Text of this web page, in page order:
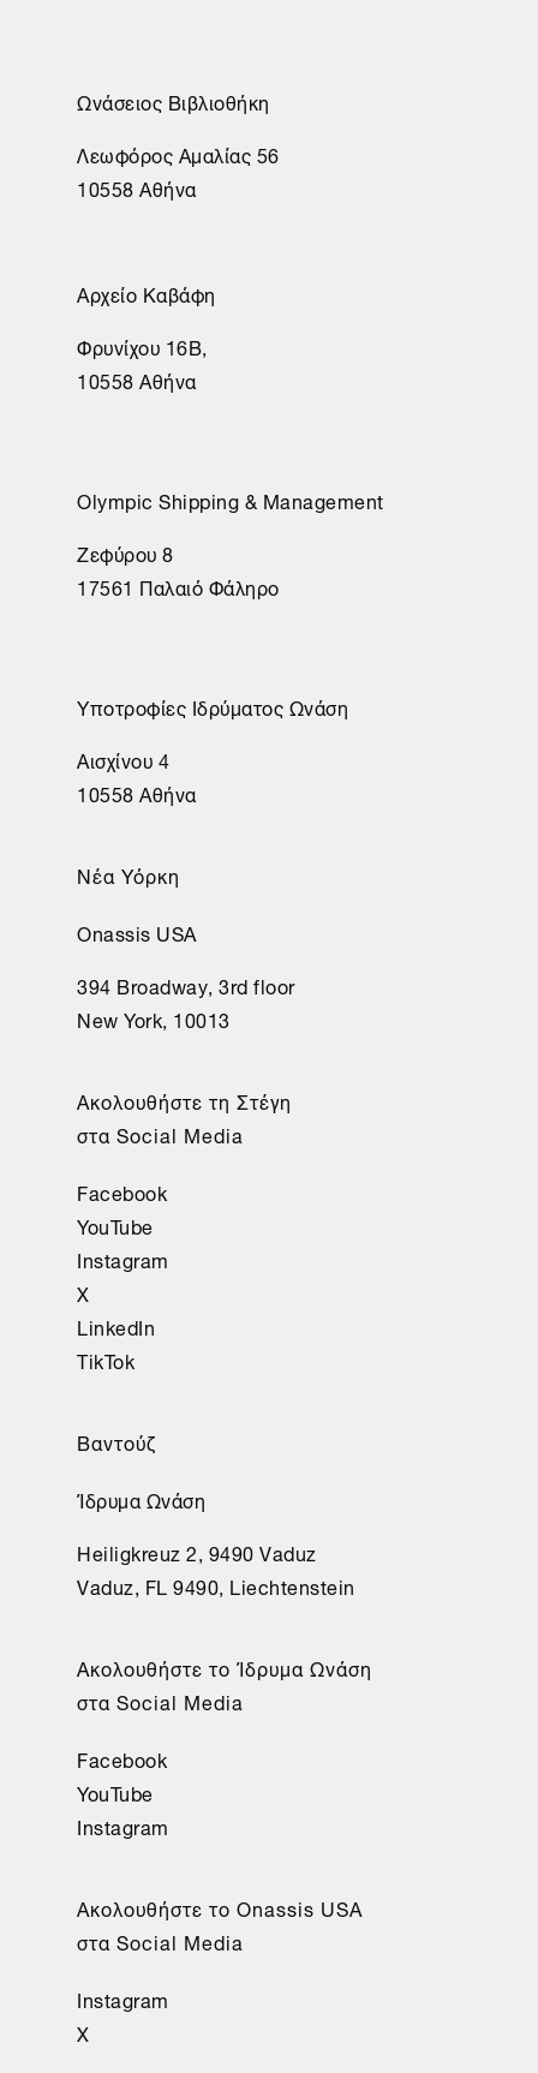
Ωνάσειος Βιβλιοθήκη
Λεωφόρος Αμαλίας 56
10558 Αθήνα
Αρχείο Καβάφη
Φρυνίχου 16Β,
10558 Αθήνα
Olympic Shipping & Management
Ζεφύρου 8
17561 Παλαιό Φάληρο
Υποτροφίες Ιδρύματος Ωνάση
Αισχίνου 4
10558 Αθήνα
Νέα Υόρκη
Onassis USA
394 Broadway, 3rd floor
New York, 10013
Ακολουθήστε τη Στέγη
στα Social Media
Facebook
YouTube
Instagram
X
LinkedIn
TikTok
Βαντούζ
Ίδρυμα Ωνάση
Heiligkreuz 2, 9490 Vaduz
Vaduz, FL 9490, Liechtenstein
Aκολουθήστε το Ίδρυμα Ωνάση
στα Social Media
Facebook
YouTube
Instagram
Aκολουθήστε το Onassis USA
στα Social Media
Instagram
X